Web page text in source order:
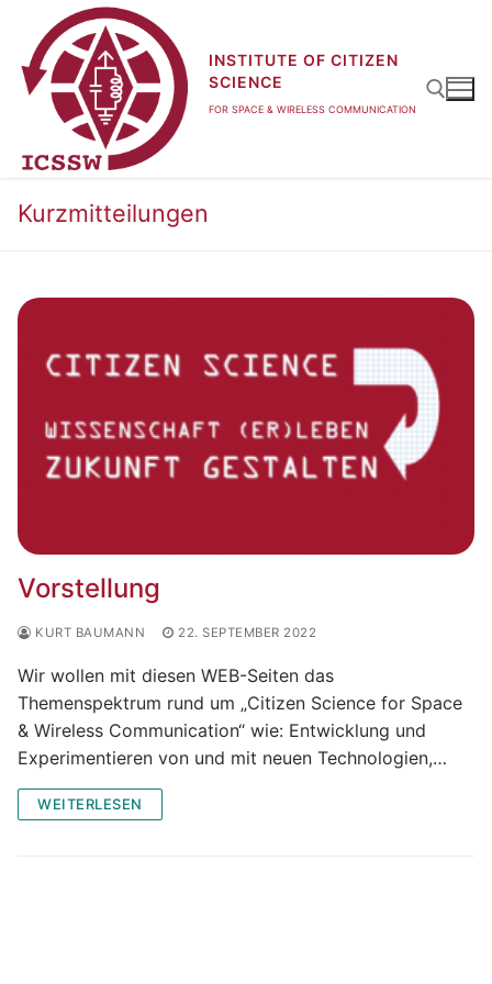
Inhalt
springen
INSTITUTE OF CITIZEN
SCIENCE
FOR SPACE & WIRELESS COMMUNICATION
Kurzmitteilungen
Vorstellung
KURT BAUMANN 22. SEPTEMBER 2022
Wir wollen mit diesen WEB-Seiten das
Themenspektrum rund um „Citizen Science for Space
& Wireless Communication“ wie: Entwicklung und
Experimentieren von und mit neuen Technologien,…
WEITERLESEN